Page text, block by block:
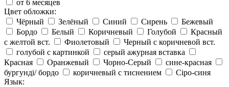
от 6 месяцев
Цвет обложки:
Чёрный
Зелёный Синий Сирень
Бежевый
Бордо
Белый Коричневый Голубой
Красный
с желтой вст.
Фиолетовый
Черный с коричневой вст.
голубой с картинкой
серый ажурная вставка
Красная
Оранжевый Чорно-Серый
сине-красная
бургунді/ бордо
коричневый с тиснением
Сіро-синя
Язык: